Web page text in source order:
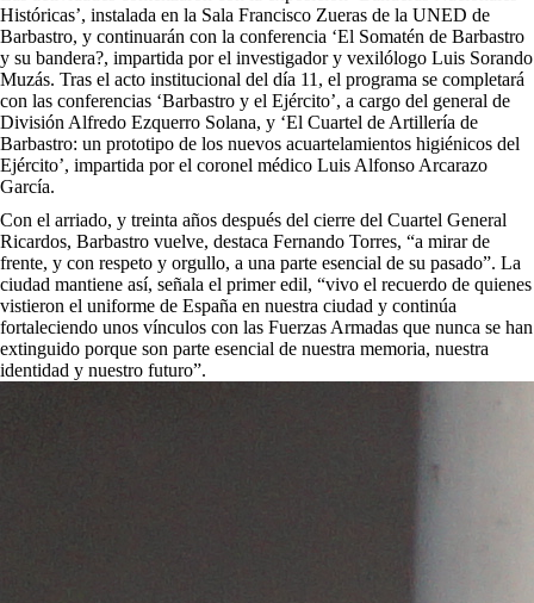
Históricas’, instalada en la Sala Francisco Zueras de la UNED de
Barbastro, y continuarán con la conferencia ‘El Somatén de Barbastro
y su bandera?, impartida por el investigador y vexilólogo Luis Sorando
Muzás. Tras el acto institucional del día 11, el programa se completará
con las conferencias ‘Barbastro y el Ejército’, a cargo del general de
División Alfredo Ezquerro Solana, y ‘El Cuartel de Artillería de
Barbastro: un prototipo de los nuevos acuartelamientos higiénicos del
Ejército’, impartida por el coronel médico Luis Alfonso Arcarazo
García.
Con el arriado, y treinta años después del cierre del Cuartel General
Ricardos, Barbastro vuelve, destaca Fernando Torres, “a mirar de
frente, y con respeto y orgullo, a una parte esencial de su pasado”. La
ciudad mantiene así, señala el primer edil, “vivo el recuerdo de quienes
vistieron el uniforme de España en nuestra ciudad y continúa
fortaleciendo unos vínculos con las Fuerzas Armadas que nunca se han
extinguido porque son parte esencial de nuestra memoria, nuestra
identidad y nuestro futuro”.